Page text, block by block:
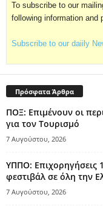
To subscribe to our
following information and
Subscribe to our daiily
Πρόσφατα Άρθρα
ΠΟΞ: Επιμένουν οι
για τον Τουρισμό
7 Αυγούστου, 2026
ΥΠΠΟ: Επιχορηγήσεις
φεστιβάλ σε όλη την
7 Αυγούστου, 2026